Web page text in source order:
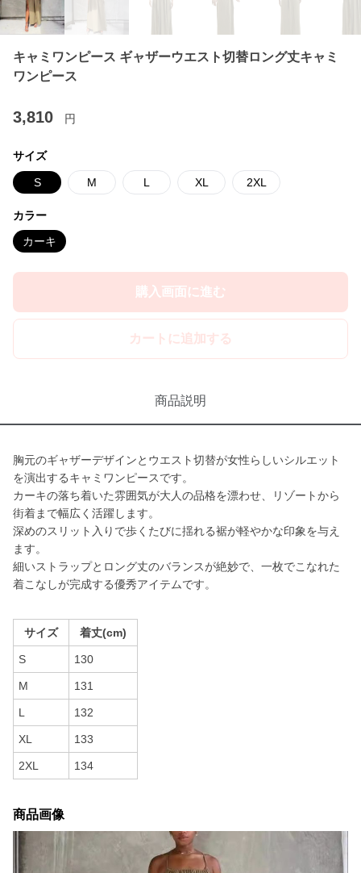
キャミワンピース ギャザーウエスト切替ロング丈キャミ
ワンピース
3,810 円
サイズ
S M L XL 2XL
カラー
カーキ
購入画面に進む
カートに追加する
商品説明
胸元のギャザーデザインとウエスト切替が女性らしいシルエット
を演出するキャミワンピースです。
カーキの落ち着いた雰囲気が大人の品格を漂わせ、リゾートから
街着まで幅広く活躍します。
深めのスリット入りで歩くたびに揺れる裾が軽やかな印象を与え
ます。
細いストラップとロング丈のバランスが絶妙で、一枚でこなれた
着こなしが完成する優秀アイテムです。
サイズ 着丈(cm)
S 130
M 131
L 132
XL 133
2XL 134
商品画像